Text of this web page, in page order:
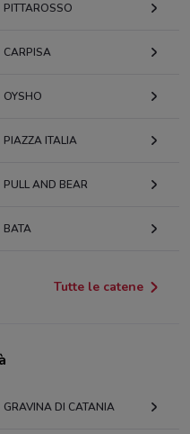
PITTAROSSO
CARPISA
OYSHO
PIAZZA ITALIA
PULL AND BEAR
BATA
Tutte le catene
GRAVINA DI CATANIA